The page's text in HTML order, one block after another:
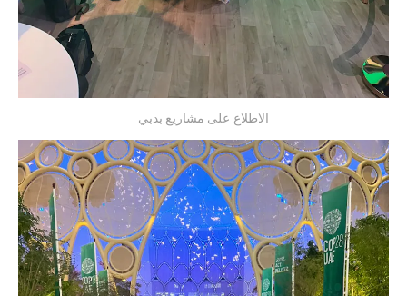
الاطلاع على مشاريع بدبي